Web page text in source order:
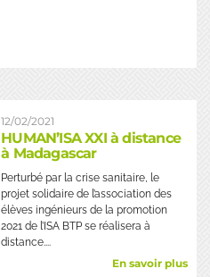
12/02/2021
HUMAN’ISA XXI à distance
à Madagascar
Perturbé par la crise sanitaire, le
projet solidaire de l’association des
élèves ingénieurs de la promotion
2021 de l’ISA BTP se réalisera à
distance....
En savoir plus